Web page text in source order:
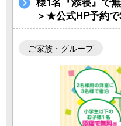
＞★公式HP予約
ご家族・グループ